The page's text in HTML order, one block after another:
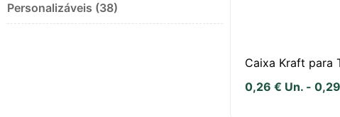
Personalizáveis (38)
Caixa Kraft para
0,26€ Un. -